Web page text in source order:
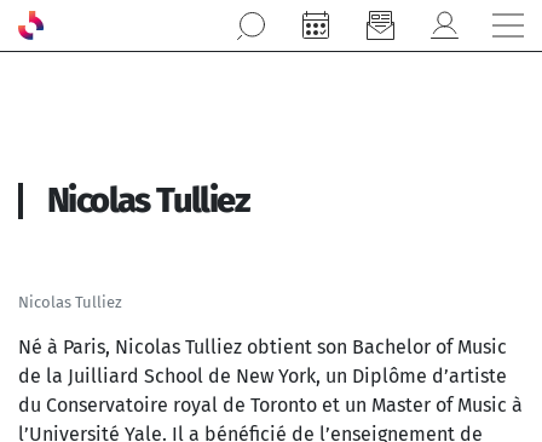
Aller au contenu principal
Nicolas Tulliez
Nicolas Tulliez
Né à Paris, Nicolas Tulliez obtient son Bachelor of Music
de la Juilliard School de New York, un Diplôme d’artiste
du Conservatoire royal de Toronto et un Master of Music à
l’Université Yale. Il a bénéficié de l’enseignement de